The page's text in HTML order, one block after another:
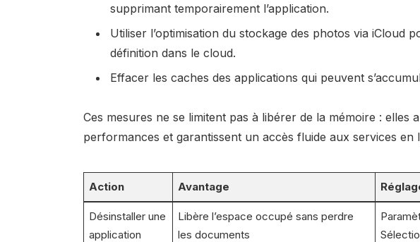
supprimant temporairement l’application.
Utiliser l’optimisation du stockage des photos via iCloud
définition dans le cloud.
Effacer les caches des applications qui peuvent
Ces mesures ne se limitent pas à libérer de la mémoire : elles
performances et garantissent un accès fluide aux services en
Action Avantage
Désinstaller une
application
Libère l’espace occupé sans perdre
les documents